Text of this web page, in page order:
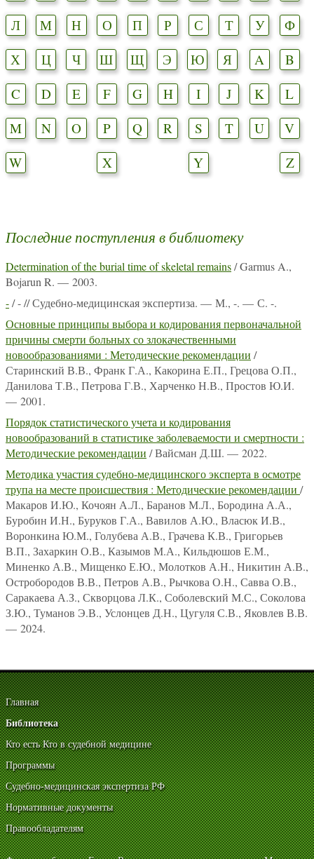
Л
М Н О П Р С Т У
Ф
Х
Ц Ч Ш Щ Э Ю Я A
B
C
D E F G H I J K
L
M
N O P Q R S T U
V
W
X Y Z
Последние поступления в библиотеку
Determination of the burial time of skeletal remains/ Garmus A.,
Bojarun R. — 2003.
-/ - // Судебно-медицинская экспертиза. — М., -. — С. -.
Основные принципы выбора и кодирования первоначальной
причины смерти больных со злокачественными
новообразованиями : Методические рекомендации /
Старинский В.В., Франк Г.А., Какорина Е.П., Грецова О.П.,
Данилова Т.В., Петрова Г.В., Харченко Н.В., Простов Ю.И.
— 2001.
Порядок статистического учета и кодирования
новообразований в статистике заболеваемости и смертности :
Методические рекомендации / Вайсман Д.Ш. — 2022.
Методика участия судебно-медицинского эксперта в осмотре
трупа на месте происшествия : Методические рекомендации /
Макаров И.Ю., Кочоян А.Л., Баранов М.Л., Бородина А.А.,
Буробин И.Н., Буруков Г.А., Вавилов А.Ю., Власюк И.В.,
Воронкина Ю.М., Голубева А.В., Грачева К.В., Григорьев
В.П., Захаркин О.В., Казымов М.А., Кильдюшов Е.М.,
Миненко А.В., Мищенко Е.Ю., Молотков А.Н., Никитин А.В.,
Остробородов В.В., Петров А.В., Рычкова О.Н., Савва О.В.,
Саракаева А.З., Скворцова Л.К., Соболевский М.С., Соколова
З.Ю., Туманов Э.В., Услонцев Д.Н., Цугуля С.В., Яковлев В.В.
— 2024.
Главная
Библиотека
Кто есть Кто в судебной медицине
Программы
Судебно-медицинская экспертиза РФ
Нормативные документы
Правообладателям